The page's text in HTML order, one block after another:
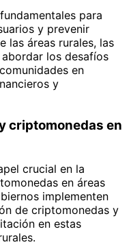
para
y prevenir
las áreas rurales, las
los desafíos
en
y
criptomonedas en
crucial en la
en áreas
implementen
de criptomonedas y
en estas